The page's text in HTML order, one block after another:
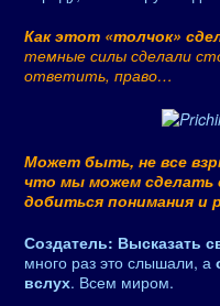
Как этот «толчок»
темные силы сделали
ответить, право…
Может быть, не все
что мы можем сделать
добиться понимания и
Создатель: Высказать
много раз это слышали, а
вслух. Всем миром.